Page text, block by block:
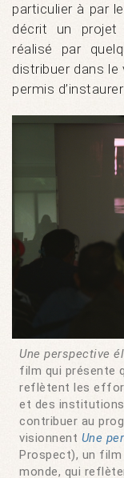
particulier à par
décrit un
réalisé par
distribuer dans le
permis
Une perspective
film qui présente
reflètent les
et des institutions
contribuer au
visionnent Une
Prospect), un
monde, qui